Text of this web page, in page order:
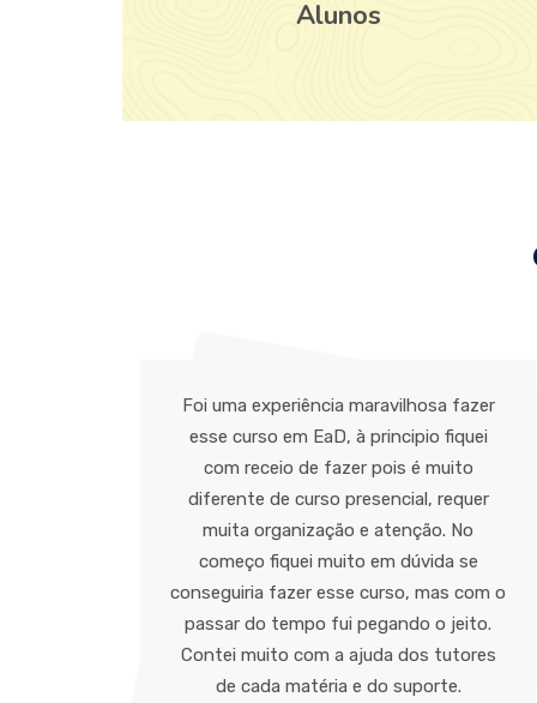
Alunos
Foi uma experiência maravilhosa fazer
esse curso em EaD, à principio fiquei
com receio de fazer pois é muito
diferente de curso presencial, requer
muita organização e atenção. No
começo fiquei muito em dúvida se
conseguiria fazer esse curso, mas com o
passar do tempo fui pegando o jeito.
Contei muito com a ajuda dos tutores
de cada matéria e do suporte.